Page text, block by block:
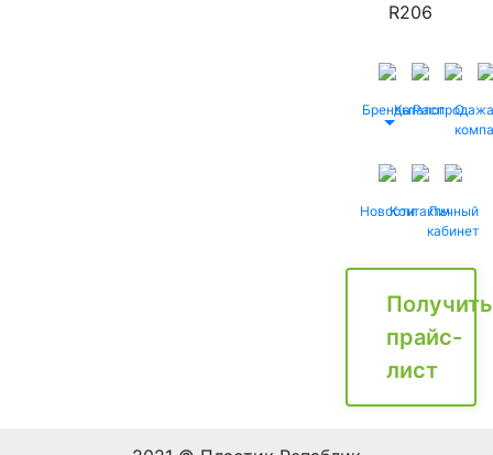
R206
БрендыКаталог
Распродажа
О
НовостиКонтактыЛичный
кабинет
Получить
прайс-
лист